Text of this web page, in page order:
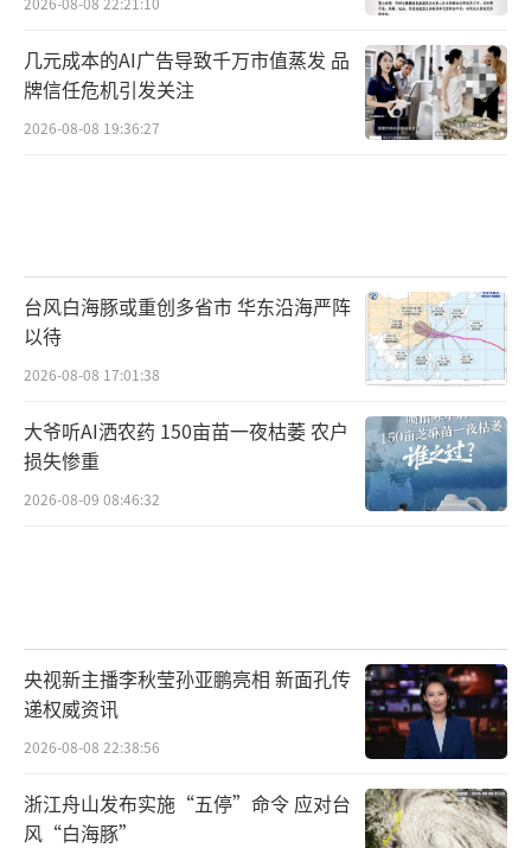
几元成本的AI广告导致千万市值蒸发 品
牌信任危机引发关注
2026-08-08 19:36:27
台风白海豚或重创多省市 华东沿海严阵
以待
2026-08-08 17:01:38
大爷听AI洒农药 150亩苗一夜枯萎 农户
损失惨重
2026-08-09 08:46:32
央视新主播李秋莹孙亚鹏亮相 新面孔传
递权威资讯
2026-08-08 22:38:56
浙江舟山发布实施“五停”命令 应对台
风“白海豚”